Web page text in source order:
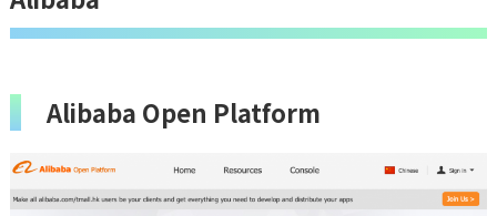
Alibaba Open Platform